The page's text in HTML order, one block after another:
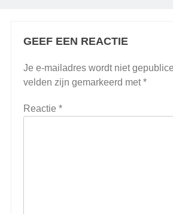
GEEF EEN REACTIE
Je e-mailadres wordt niet
velden zijn gemarkeerd met*
Reactie *